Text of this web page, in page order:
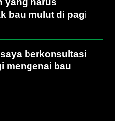
bau mulut di pagi
berkonsultasi
mengenai bau